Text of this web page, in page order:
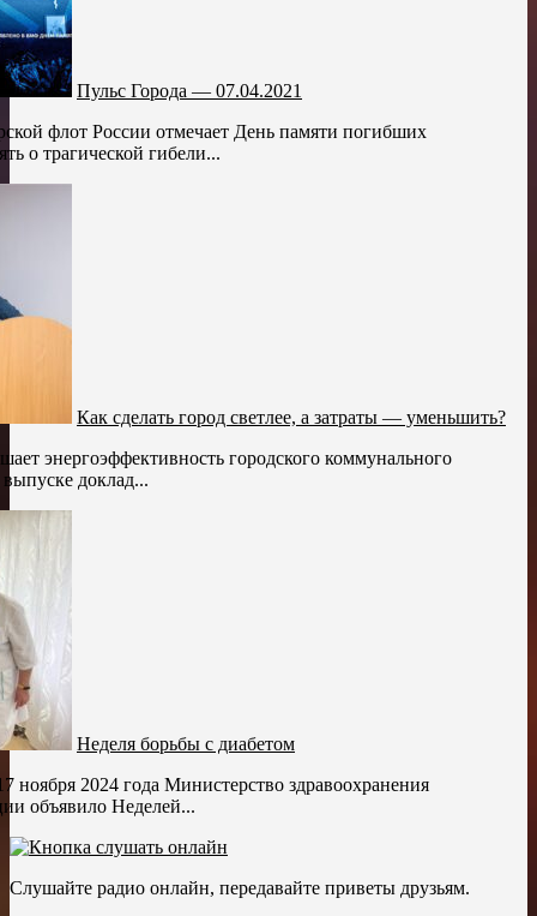
Пульс Города — 07.04.2021
флот России отмечает День памяти погибших
о трагической гибели...
Как сделать город светлее, а затраты — уменьшить?
энергоэффективность городского коммунального
доклад...
Неделя борьбы с диабетом
ноября 2024 года Министерство здравоохранения
объявило Неделей...
Слушайте радио онлайн, передавайте приветы друзьям.